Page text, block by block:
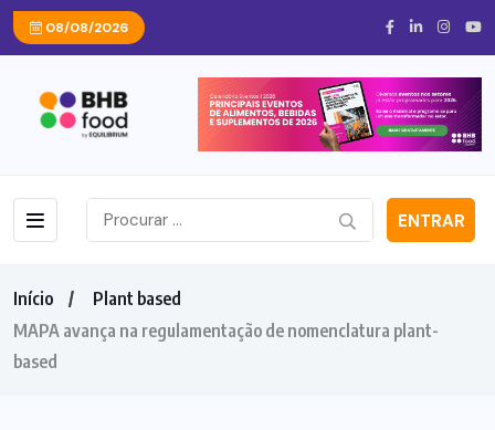
08/08/2026
ENTRAR
Início
Plant based
MAPA avança na regulamentação de nomenclatura plant-
based